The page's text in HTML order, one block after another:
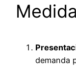
demanda